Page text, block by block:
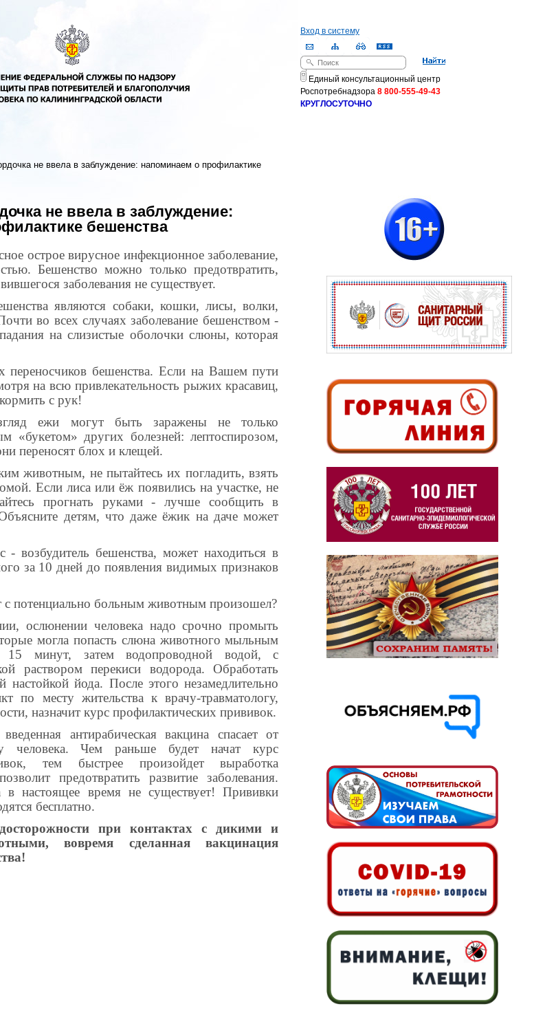
Вход в систему
Форма поиска
Поиск
Единый консультационный центр
Роспотребнадзора 8 800-555-49-43
КРУГЛОСУТОЧНО
не ввела в заблуждение: напоминаем о профилактике
не ввела в заблуждение:
бешенства
острое вирусное инфекционное заболевание,
Бешенство можно только предотвратить,
заболевания не существует.
являются собаки, кошки, лисы, волки,
во всех случаях заболевание бешенством -
на слизистые оболочки слюны, которая
переносчиков бешенства. Если на Вашем пути
на всю привлекательность рыжих красавиц,
с рук!
ежи могут быть заражены не только
«букетом» других болезней: лептоспирозом,
переносят блох и клещей.
животным, не пытайтесь их погладить, взять
Если лиса или ёж появились на участке, не
прогнать руками - лучше сообщить в
детям, что даже ёжик на даче может
- возбудитель бешенства, может находиться в
за 10 дней до появления видимых признаков
с потенциально больным животным произошел?
ослюнении человека надо срочно промыть
могла попасть слюна животного мыльным
15 минут, затем водопроводной водой, с
раствором перекиси водорода. Обработать
настойкой йода. После этого незамедлительно
по месту жительства к врачу-травматологу,
назначит курс профилактических прививок.
антирабическая вакцина спасает от
человека. Чем раньше будет начат курс
тем быстрее произойдет выработка
предотвратить развитие заболевания.
в настоящее время не существует! Прививки
бесплатно.
при контактах с дикими и
вовремя сделанная вакцинация